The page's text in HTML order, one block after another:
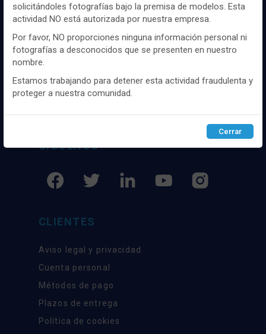
Distribuidor y mayorista textil de las mejores
marcaas de ropa y complementos del
mercado, marcas tanto nacionales como
internacionales. Más de 25 años de
SÍGUENOS
CLIENTES
Aviso legal y privacidad
Cuenta personal
Métodos de pago
Plazos de entrega
Política de cookies
Igualmente, utilizamos cookies para medir y obtener datos de
la navegación que realizas y para ajustar el contenido a tus
gustos y preferencias.
Puedesconfigurary aceptar el uso de cookies a tu gusto.
Para obtener más información visita nuestra
cookies .
Configurar Rechazar ACEPTAR
solicitándoles fotografías bajo la premisa de modelos. Esta
actividad NO está autorizada por nuestra empresa.
Por favor, NO proporciones ninguna información personal ni
fotografías a desconocidos que se presenten en nuestro
nombre.
Estamos trabajando para detener esta actividad fraudulenta y
proteger a nuestra comunidad.
Cerrar